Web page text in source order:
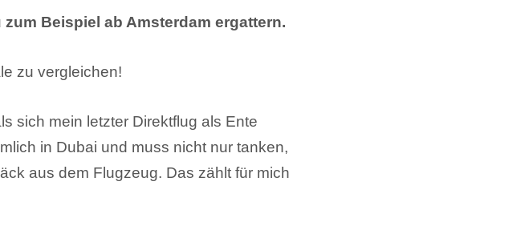
Beispiel ab Amsterdam ergattern.
zu vergleichen!
sich mein letzter Direktflug als Ente
in Dubai und muss nicht nur tanken,
aus dem Flugzeug. Das zählt für mich